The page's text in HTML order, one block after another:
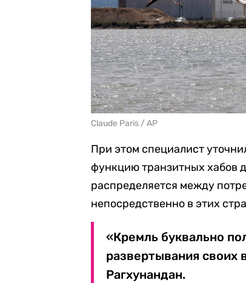
Claude Paris / AP
При этом специалист
функцию транзитных хабов
распределяется между
непосредственно в этих
«Кремль буквально
развертывания своих
Рагхунандан.